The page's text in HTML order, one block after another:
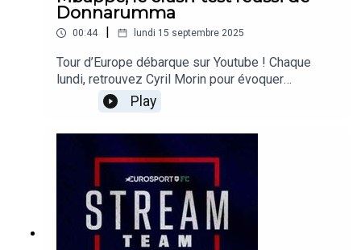
Quiz : Quentin Guichard
Graphisme : Quentin Guichard ( extraits en vidéo
Réalisation : Hadrien Hiault
Donnarumma
00:44 lundi 15 septembre 2025
Tour d’Europe débarque sur Youtube ! Chaque
lundi, retrouvez Cyril Morin pour évoquer
l'actualité du football européen. Autour de nos
spécialistes, ils débattent des sujets du week-
end et se projettent sur la Ligue des
sur la page Youtube Eurosport France :
https://www.youtube.com/@EurosportFrance A
bientôt !
Play